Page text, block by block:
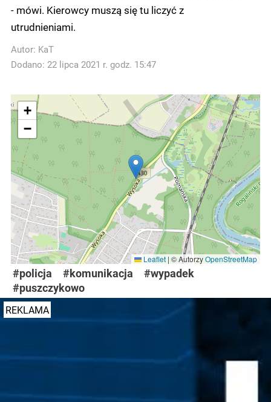
- mówi. Kierowcy muszą się tu liczyć z
utrudnieniami.
Autor: KaT
Dodano: 22 lipca 2021 r. godz. 15:47
+
−
Leaflet | © AutorzyOpenStreetMap
#policja #komunikacja
#wypadek
#puszczykowo
REKLAMA